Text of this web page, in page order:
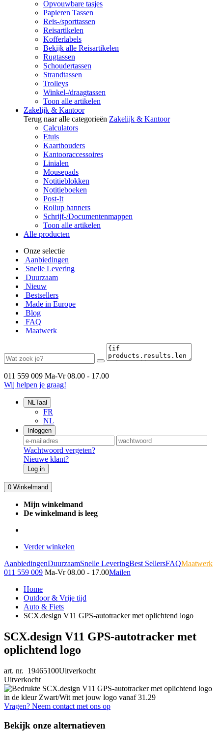
Opvouwbare tasjes
Papieren Tassen
Reis-/sporttassen
Reisartikelen
Kofferlabels
Bekijk alle Reisartikelen
Rugtassen
Schoudertassen
Strandtassen
Trolleys
Winkel-/draagtassen
Toon alle artikelen
Zakelijk & Kantoor
Terug naar alle categorieën Zakelijk & Kantoor
Calculators
Etuis
Kaarthouders
Kantooraccessoires
Linialen
Mousepads
Notitieblokken
Notitieboeken
Post-It
Rollup banners
Schrijf-/Documentenmappen
Toon alle artikelen
Alle producten
Onze selectie
Aanbiedingen
Snelle Levering
Duurzaam
Nieuw
Bestsellers
Made in Europe
Blog
FAQ
Maatwerk
011 559 009 Ma-Vr 08.00 - 17.00
Wij helpen je graag!
NLTaal
FR
NL
Inloggen
Wachtwoord vergeten?
Nieuwe klant?
Log in
0 Winkelmand
Mijn winkelmand
De winkelmand is leeg
Verder winkelen
AanbiedingenDuurzaamSnelle LeveringBest SellersFAQMaatwerk
011 559 009 Ma-Vr 08.00 - 17.00Mailen
Home
Outdoor & Vrije tijd
Auto & Fiets
SCX.design V11 GPS-autotracker met oplichtend logo
SCX.design V11 GPS-autotracker met
oplichtend logo
art. nr. 19465100Uitverkocht
Uitverkocht
Vragen? Neem contact met ons op
Bekijk onze alternatieven